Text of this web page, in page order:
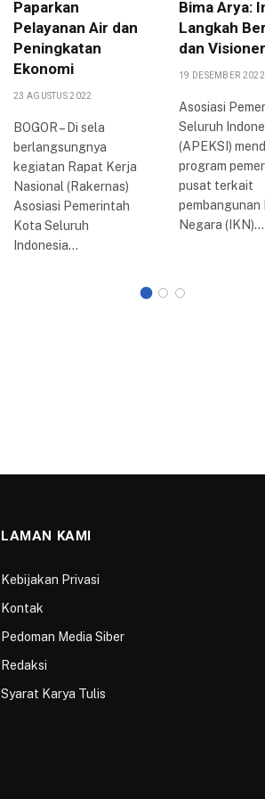
Paparkan
Pelayanan Air dan
Peningkatan
Ekonomi
23 AGUSTUS 2022
BOGOR – Di sela
berlangsungnya
kegiatan Rapat Kerja
Nasional (Rakernas)
Asosiasi Pemerintah
Kota Seluruh
Indonesia…
Bima Arya:
Langkah
dan Visioner
19 DESEMBER 2022
Asosiasi
Seluruh
(APEKSI)
program
pusat terkait
pembangunan
Negara (IKN)…
Performa Apik, Milan Siapkan
Proposal Kenaikan Gaji Untuk AC
Milan
3 JANUARI 2022